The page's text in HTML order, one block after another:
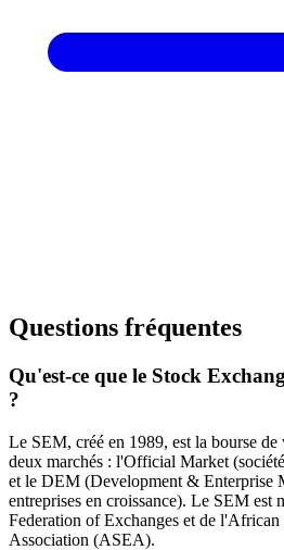
Questions fréquentes
Qu'est-ce que le Stock
?
Le SEM, créé en 1989, est la bourse
deux marchés : l'Official Market
et le DEM (Development & Enterprise
entreprises en croissance). Le SEM est
Federation of Exchanges et de l'African
Association (ASEA).